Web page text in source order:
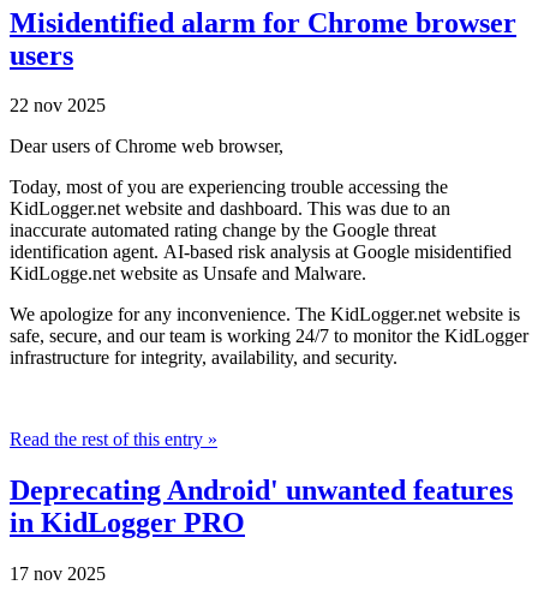
Misidentified alarm for Chrome browser
users
22 nov 2025
Dear users of Chrome web browser,
Today, most of you are experiencing trouble accessing the
KidLogger.net website and dashboard. This was due to an
inaccurate automated rating change by the Google threat
identification agent. AI-based risk analysis at Google misidentified
KidLogge.net website as Unsafe and Malware.
We apologize for any inconvenience. The KidLogger.net website is
safe, secure, and our team is working 24/7 to monitor the KidLogger
infrastructure for integrity, availability, and security.
Read the rest of this entry »
Deprecating Android' unwanted features
in KidLogger PRO
17 nov 2025